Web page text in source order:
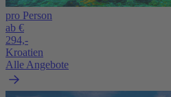
pro Person
ab €
294,-
Kroatien
Alle Angebote